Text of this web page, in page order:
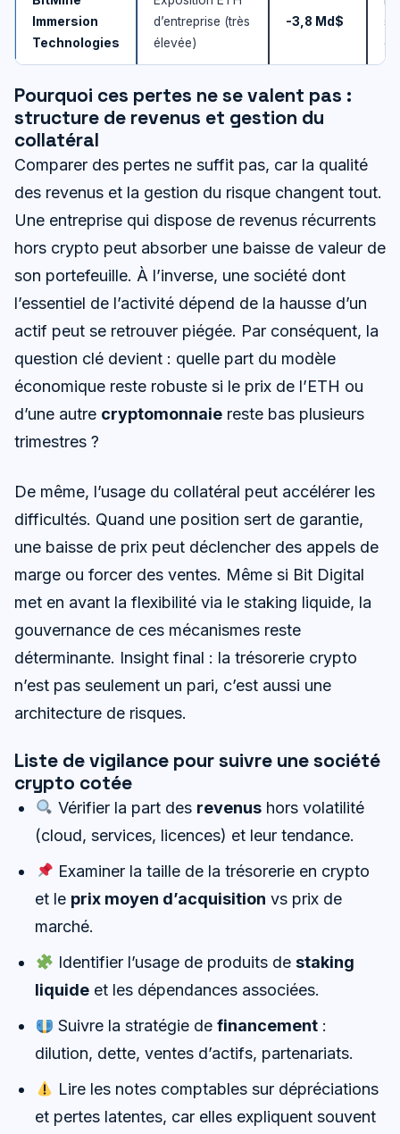
Immersion
Technologies
d’entreprise (très
élevée)
-3,8 Md$
Pourquoi ces pertes ne se valent pas :
structure de revenus et gestion du
collatéral
Comparer des pertes ne suffit pas, car la qualité
des revenus et la gestion du risque changent tout.
Une entreprise qui dispose de revenus récurrents
hors crypto peut absorber une baisse de valeur de
son portefeuille. À l’inverse, une société dont
l’essentiel de l’activité dépend de la hausse d’un
actif peut se retrouver piégée. Par conséquent, la
question clé devient : quelle part du modèle
économique reste robuste si le prix de l’ETH ou
d’une autre cryptomonnaie reste bas plusieurs
trimestres ?
De même, l’usage du collatéral peut accélérer les
difficultés. Quand une position sert de garantie,
une baisse de prix peut déclencher des appels de
marge ou forcer des ventes. Même si Bit Digital
met en avant la flexibilité via le staking liquide, la
gouvernance de ces mécanismes reste
déterminante. Insight final : la trésorerie crypto
n’est pas seulement un pari, c’est aussi une
architecture de risques.
Liste de vigilance pour suivre une société
crypto cotée
Vérifier la part des revenushors volatilité
(cloud, services, licences) et leur tendance.
Examiner la taille de la trésorerie en crypto
et le prix moyen d’acquisition vs prix de
marché.
Identifier l’usage de produits de staking
liquide et les dépendances associées.
Suivre la stratégie de financement:
dilution, dette, ventes d’actifs, partenariats.
Lire les notes comptables sur dépréciations
et pertes latentes, car elles expliquent souvent